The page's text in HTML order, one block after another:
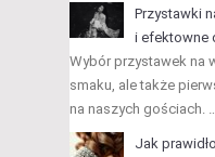
Przystawki
i efektowne
Wybór przystawek na
smaku, ale także
na naszych gościach. …
Jak